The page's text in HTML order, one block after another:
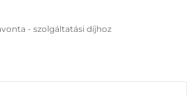
- szolgáltatási díjhoz